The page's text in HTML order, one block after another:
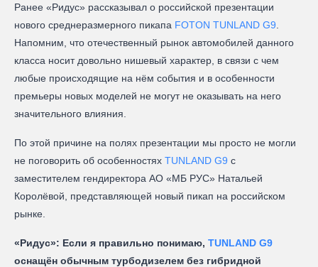
Ранее «Ридус» рассказывал о российской презентации
нового среднеразмерного пикапа FOTON TUNLAND G9
Напомним, что отечественный рынок автомобилей данного
класса носит довольно нишевый характер, в связи с чем
любые происходящие на нём события и в особенности
премьеры новых моделей не могут не оказывать на него
значительного влияния.
По этой причине на полях презентации мы просто не могли
не поговорить об особенностях TUNLAND G9 с
заместителем гендиректора АО «МБ РУС» Натальей
Королёвой, представляющей новый пикап на российском
рынке.
«Ридус»: Если я правильно понимаю, TUNLAND G9
оснащён обычным турбодизелем без гибридной